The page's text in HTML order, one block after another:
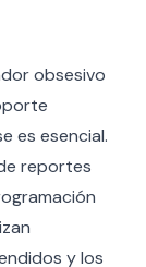
obsesivo
es esencial.
reportes
y los